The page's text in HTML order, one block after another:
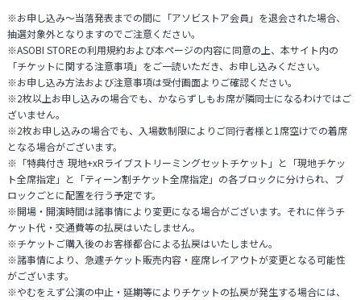
※お申し込み～当落発表までの間に「アソビストア会員」を退会された場合、
抽選対象外となりますのでご注意ください。
※ASOBI STOREの利用規約および本ページの内容に同意の上、本サイト内の
「チケットに関する注意事項」をご一読いただき、お申し込みください。
※お申し込み方法および注意事項は受付画面よりご確認ください。
※2枚以上お申し込みの場合でも、かならずしもお席が隣同士になるわけではご
ざいません。
※2枚お申し込みの場合でも、入場数制限によりご同行者様と1席空けでの着席
となる場合がございます。
※「特典付き 現地+xRライブストリーミングセットチケット」と「現地チケッ
ト全席指定」と「ティーン割チケット全席指定」の各ブロックに分けられ、ブ
ロックごとに配置を行う予定です。
※開場・開演時間は諸事情により変更になる場合がございます。それに伴うチ
ケット代・交通費等の払戻はいたしません。
※チケットご購入後のお客様都合による払戻はいたしません。
※諸事情により、急遽チケット販売内容・座席レイアウトが変更となる可能性
がございます。
※やむをえず公演の中止・延期等によりチケットの払戻が発生する場合には、